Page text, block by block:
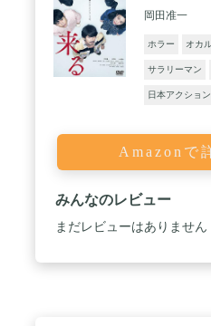
岡田准一
ホラー オカ
サラリーマン
日本アクション
Amazonで
みんなのレビュー
まだレビューはありません